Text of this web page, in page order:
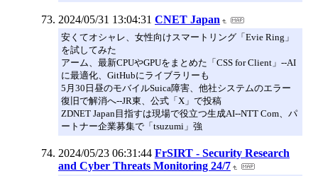
2024/05/31 13:04:31 CNET Japan
安くてオシャレ、女性向けスマートリング「Evie Ring」
を試してみた
アーム、最新CPUやGPUをまとめた「CSS for Client」--AI
に最適化、GitHubにライブラリーも
5月30日昼のモバイルSuica障害、他社システムのエラー
復旧で解消へ--JR東、公式「X」で投稿
ZDNET Japan目指すは現場で役立つ生成AI--NTT Com、パ
ートナー企業募集で「tsuzumi」強
2024/05/23 06:31:44 FrSIRT - Security Research
and Cyber Threats Monitoring 24/7